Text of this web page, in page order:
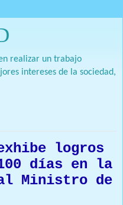
realizar un trabajo
intereses de la sociedad,
logros
días en la
al Ministro de